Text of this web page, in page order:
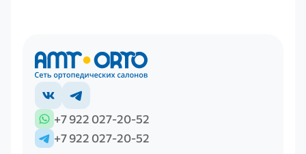
+7 922 027-20-52
+7 922 027-20-52